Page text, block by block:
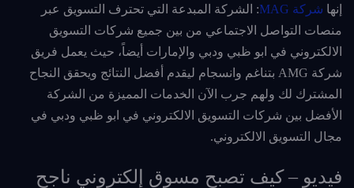
إنها شركة MAG
: الشركة المبدعة التي تحترف التسويق عبر
منصات التواصل الاجتماعي من بين جميع شركات التسويق
الالكتروني في ابو ظبي ودبي والإمارات أيضاً، حيث يعمل فريق
شركة AMG بتناغم وانسجام ليقدم أفضل النتائج ويحقق النجاح
المشترك لك ولهم جرب الآن الخدمات المميزة من الشركة
الأفضل بين شركات التسويق الالكتروني في ابو ظبي ودبي في
مجال التسويق الالكتروني.
فيديو – كيف تصبح مسوق إلكتروني ناجح